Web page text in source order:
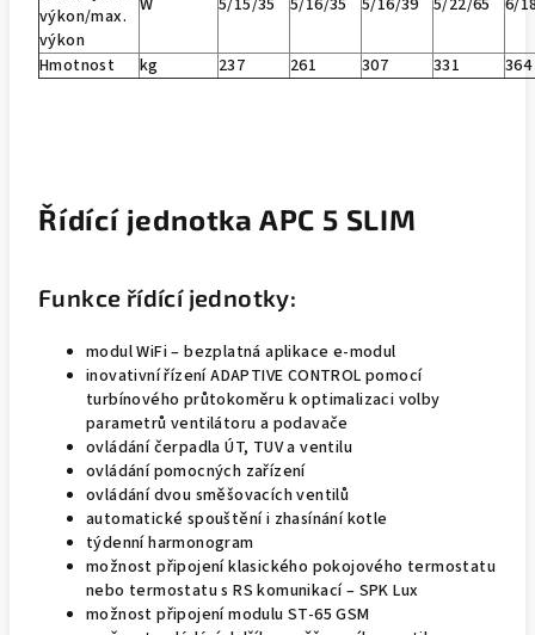
výkon/max.
výkon
W 5/15/35 5/16/35 5/16/39 5/22/65 6/
Hmotnost kg 237 261 307 331 364
Řídící jednotka APC 5 SLIM
Funkce řídící jednotky:
modul WiFi – bezplatná aplikace e-modul
inovativní řízení ADAPTIVE CONTROL pomocí
turbínového průtokoměru k optimalizaci volby
parametrů ventilátoru a podavače
ovládání čerpadla ÚT, TUV a ventilu
ovládání pomocných zařízení
ovládání dvou směšovacích ventilů
automatické spouštění i zhasínání kotle
týdenní harmonogram
možnost připojení klasického pokojového termostatu
nebo termostatu s RS komunikací – SPK Lux
možnost připojení modulu ST-65 GSM